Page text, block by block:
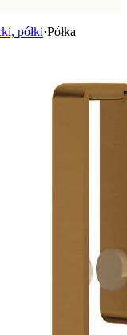
półki·Półka